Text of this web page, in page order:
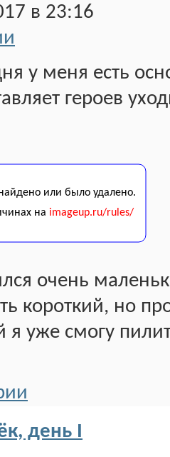
в 23:16
у меня есть
героев
очень
короткий, но
уже смогу
день I